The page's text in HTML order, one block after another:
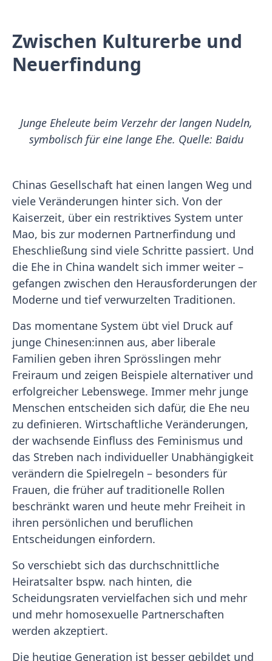
Zwischen Kulturerbe und
Neuerfindung
Junge Eheleute beim Verzehr der langen Nudeln,
symbolisch für eine lange Ehe. Quelle: Baidu
Chinas Gesellschaft hat einen langen Weg und
viele Veränderungen hinter sich. Von der
Kaiserzeit, über ein restriktives System unter
Mao, bis zur modernen Partnerfindung und
Eheschließung sind viele Schritte passiert. Und
die Ehe in China wandelt sich immer weiter –
gefangen zwischen den Herausforderungen der
Moderne und tief verwurzelten Traditionen.
Das momentane System übt viel Druck auf
junge Chinesen:innen aus, aber liberale
Familien geben ihren Sprösslingen mehr
Freiraum und zeigen Beispiele alternativer und
erfolgreicher Lebenswege. Immer mehr junge
Menschen entscheiden sich dafür, die Ehe neu
zu definieren. Wirtschaftliche Veränderungen,
der wachsende Einfluss des Feminismus und
das Streben nach individueller Unabhängigkeit
verändern die Spielregeln – besonders für
Frauen, die früher auf traditionelle Rollen
beschränkt waren und heute mehr Freiheit in
ihren persönlichen und beruflichen
Entscheidungen einfordern.
So verschiebt sich das durchschnittliche
Heiratsalter bspw. nach hinten, die
Scheidungsraten vervielfachen sich und mehr
und mehr homosexuelle Partnerschaften
werden akzeptiert.
Die heutige Generation ist besser gebildet und